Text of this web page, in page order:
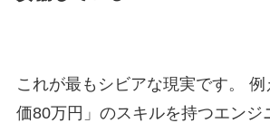
これが最もシビアな現実です。
価80万円」のスキルを持つエンジ